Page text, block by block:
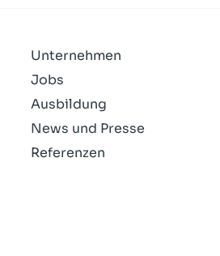
Unternehmen
Jobs
Ausbildung
News und Presse
Referenzen